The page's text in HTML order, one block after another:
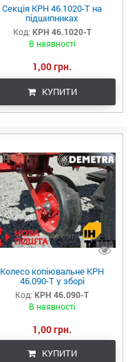
Секція КРН 46.1020-Т на
підшипниках
Код: КРН 46.1020-Т
В наявності
1,00 грн.
КУПИТИ
Колесо копіювальне КРН
46.090-Т у зборі
Код: КРН 46.090-Т
В наявності
1,00 грн.
КУПИТИ